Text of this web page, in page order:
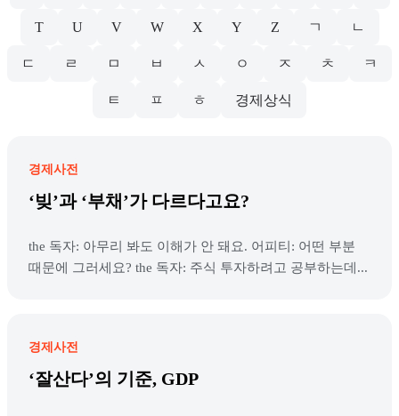
T U V W X Y Z ㄱ ㄴ
ㄷ ㄹ ㅁ ㅂ ㅅ ㅇ ㅈ ㅊ ㅋ
ㅌ ㅍ ㅎ 경제상식
경제사전
‘빚’과 ‘부채’가 다르다고요?
the 독자: 아무리 봐도 이해가 안 돼요. 어피티: 어떤 부분
때문에 그러세요? the 독자: 주식 투자하려고 공부하는데...
경제사전
‘잘산다’의 기준, GDP